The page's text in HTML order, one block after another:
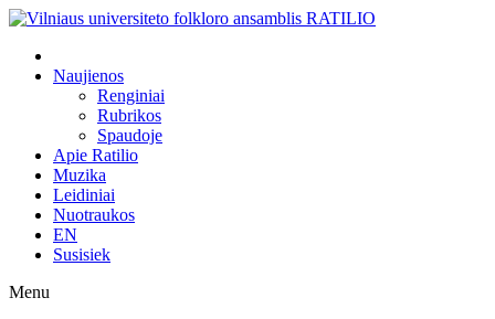
Naujienos
Renginiai
Rubrikos
Spaudoje
Apie Ratilio
Muzika
Leidiniai
Nuotraukos
EN
Susisiek
Menu